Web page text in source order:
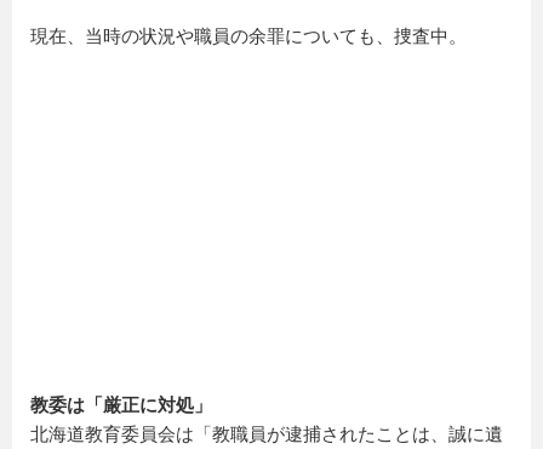
現在、当時の状況や職員の余罪についても、捜査中。
教委は「厳正に対処」
北海道教育委員会は「教職員が逮捕されたことは、誠に遺